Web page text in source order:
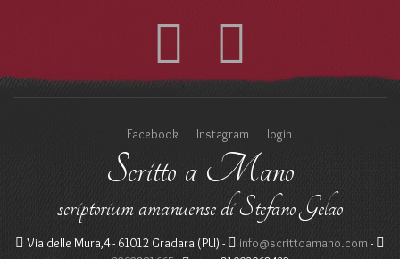
Facebook Instagram login
Scritto a Mano
scriptorium amanuense di Stefano Gelao
Via delle Mura,4 - 61012 Gradara (PU) - info@scrittoamano.com -